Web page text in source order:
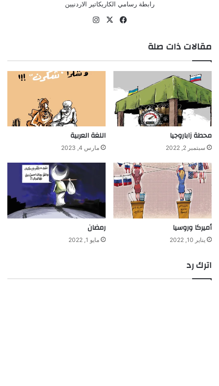
رابطة رسامي الكاريكاتير الاردنيين
فيسبوك
‫X
مقالات ذات صلة
محطة زاباروجيا
سبتمبر 2, 2022
اللغة العربية
مارس 4, 2023
أميركا وروسيا
يناير 10, 2022
رمضان
مايو 1, 2022
اترك رد